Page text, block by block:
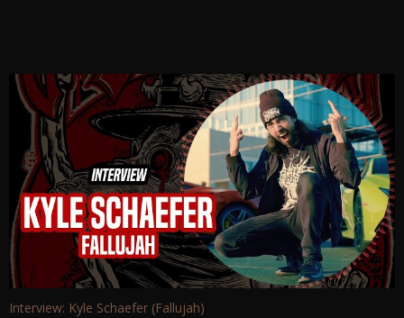
Interview: Kyle Schaefer (Fallujah)